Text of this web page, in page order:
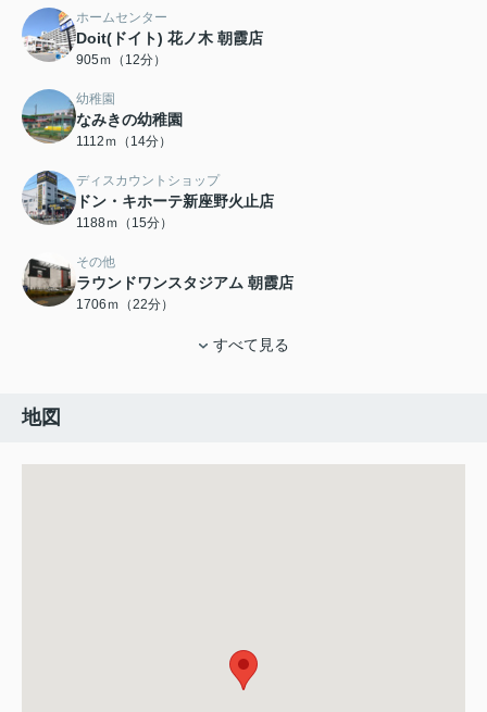
ホームセンター
Doit(ドイト) 花ノ木 朝霞店
905ｍ（12分）
幼稚園
なみきの幼稚園
1112ｍ（14分）
ディスカウントショップ
ドン・キホーテ新座野火止店
1188ｍ（15分）
その他
ラウンドワンスタジアム 朝霞店
1706ｍ（22分）
すべて見る
地図